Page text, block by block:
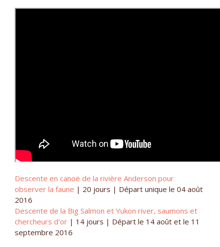
Descente en canoë de la rivière Anderson pour
observer la faune | 20 jours | Départ unique le 04 août
2016
Descente de la Big Salmon et Yukon river, saumons et
chercheurs d'or | 14 jours | Départ le 14 août et le 11
septembre 2016